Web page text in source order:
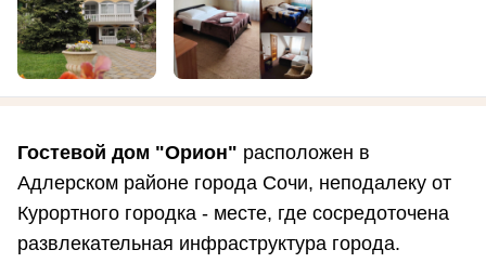
Гостевой дом "Орион" расположен в
Адлерском районе города Сочи, неподалеку от
Курортного городка - месте, где сосредоточена
развлекательная инфраструктура города.